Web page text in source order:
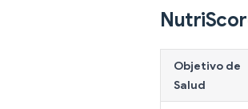
Objetivo de
Salud